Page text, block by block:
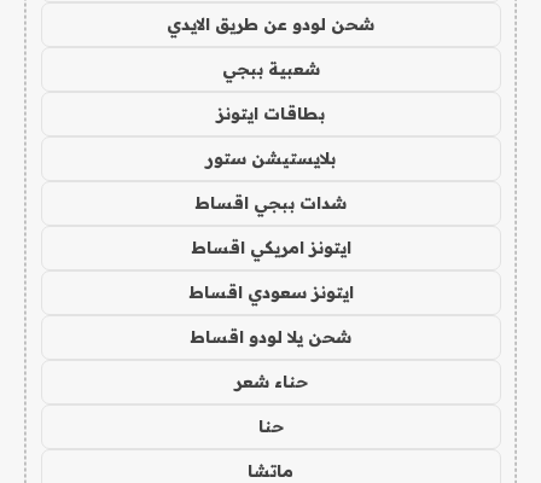
شحن لودو عن طريق الايدي
شعبية ببجي
بطاقات ايتونز
بلايستيشن ستور
شدات ببجي اقساط
ايتونز امريكي اقساط
ايتونز سعودي اقساط
شحن يلا لودو اقساط
حناء شعر
حنا
ماتشا